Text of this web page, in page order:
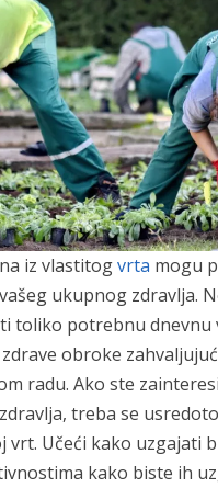
iz vlastitogvrta mogu
ukupnog zdravlja.
toliko potrebnu dnevnu
obroke
radu. Ako ste
treba se
vrt. Učeći kako uzgajati
kako biste ih